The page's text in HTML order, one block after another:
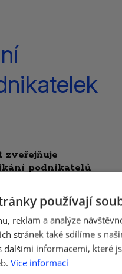
zveřejňuje
podnikatelů
a středních
listopadu
používají
reklam a analýze
stránek také sdílíme s
informacemi, které
Více informací